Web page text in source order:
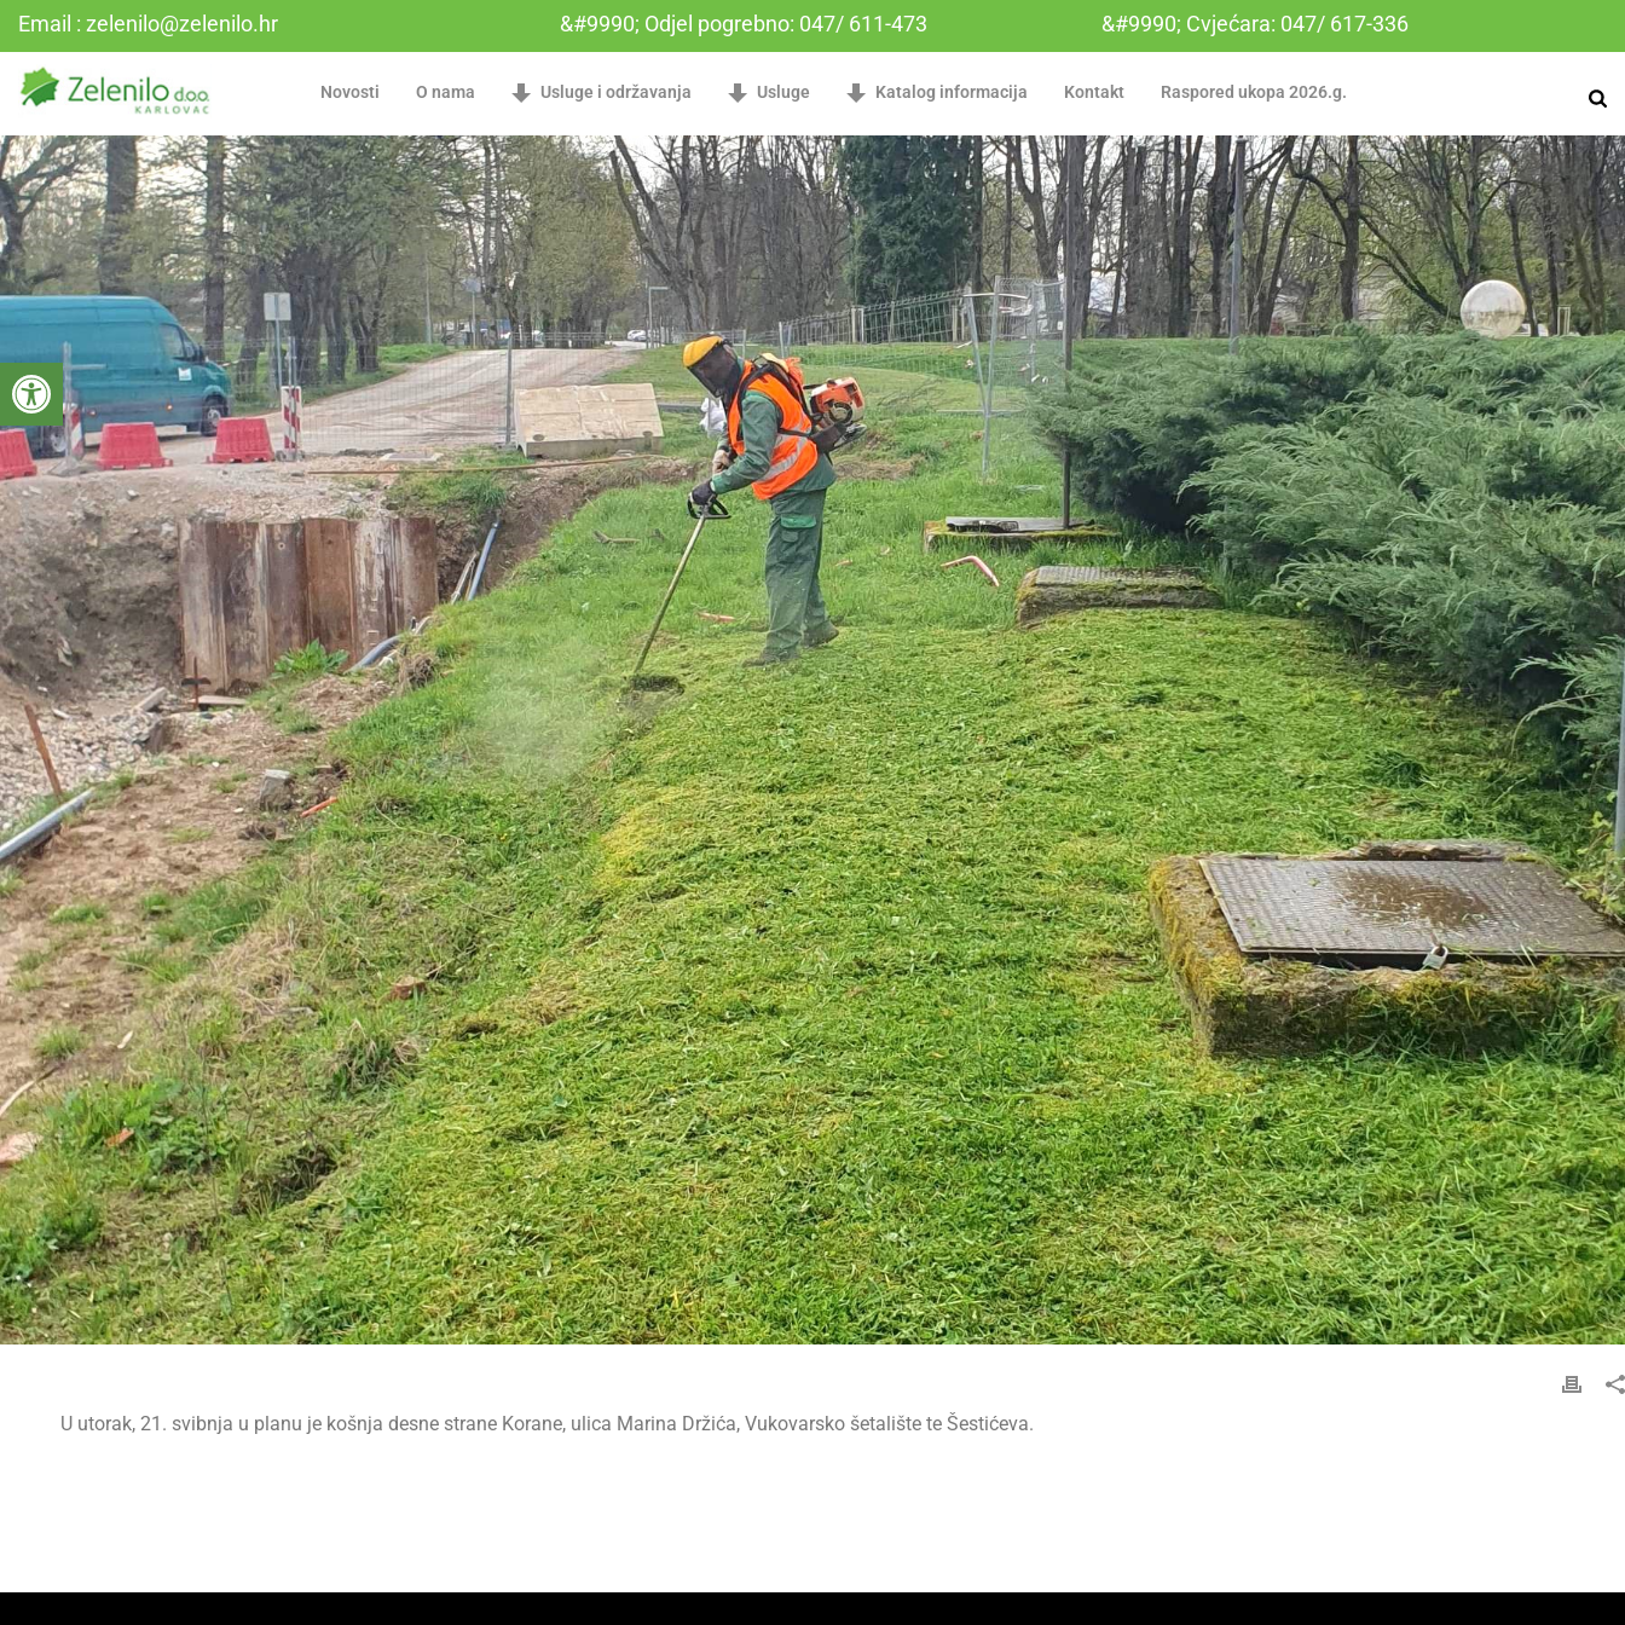
Open toolbar
Email : zelenilo@zelenilo.hr &#9990; Odjel pogrebno: 047/ 611-473 &#9990; Cvjećara: 047/ 617-336
Novosti O nama Usluge i održavanja Usluge Katalog informacija Kontakt Raspored ukopa 2026.g.
U utorak, 21. svibnja u planu je košnja desne strane Korane, ulica Marina Držića, Vukovarsko šetalište te Šestićeva.